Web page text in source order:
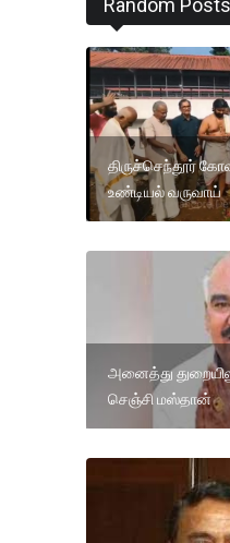
Random Posts
திருச்செந்தூர்
உண்டியல் வருவாய்
அனைத்து
செஞ்சி மஸ்தான்